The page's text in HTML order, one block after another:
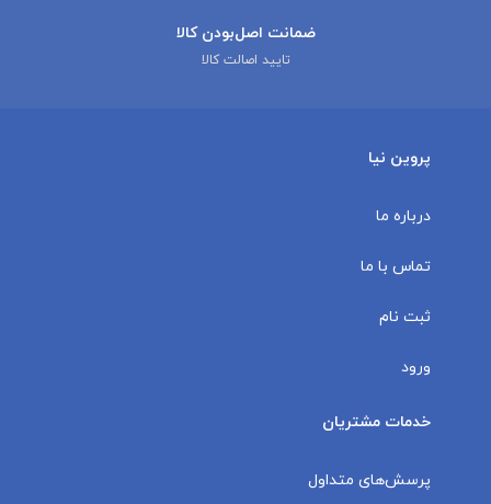
ضمانت اصل‌بودن کالا
تایید اصالت کالا
پروین نیا
درباره ما
تماس با ما
ثبت نام
ورود
خدمات مشتریان
پرسش‌های متداول